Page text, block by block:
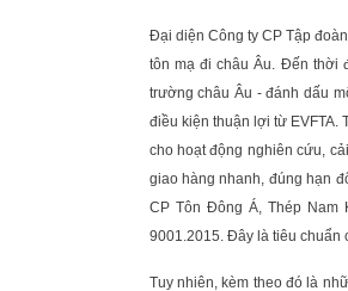
Đại diện Công ty CP Tập
tôn mạ đi châu Âu. Đến thời
trường châu Âu - đánh dấu
điều kiện thuận lợi từ EVFTA.
cho hoạt động nghiên cứu,
giao hàng nhanh, đúng hạn
CP Tôn Đông Á, Thép
9001.2015. Đây là tiêu chuẩn
Tuy nhiên, kèm theo đó là